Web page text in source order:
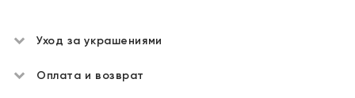
Уход за украшениями
Оплата и возврат